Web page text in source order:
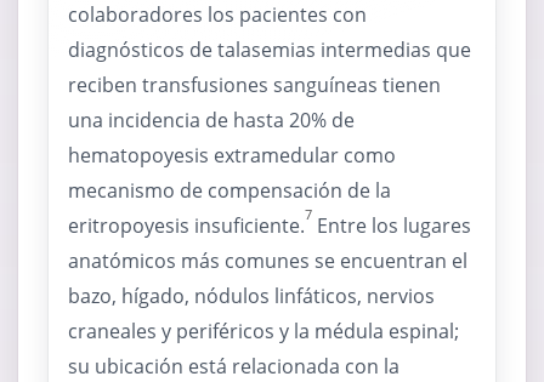
colaboradores los pacientes con
diagnósticos de talasemias intermedias que
reciben transfusiones sanguíneas tienen
una incidencia de hasta 20% de
hematopoyesis extramedular como
mecanismo de compensación de la
eritropoyesis insuficiente.7 Entre los lugares
anatómicos más comunes se encuentran el
bazo, hígado, nódulos linfáticos, nervios
craneales y periféricos y la médula espinal;
su ubicación está relacionada con la